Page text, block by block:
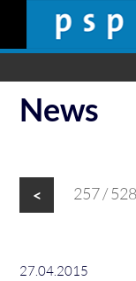
News
< 257 / 528
27.04.2015